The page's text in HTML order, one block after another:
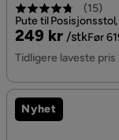
(15)
Pute til
Pris
249 kr /stk
Original
Pris
Før
Tidligere laveste pris
Nyhet